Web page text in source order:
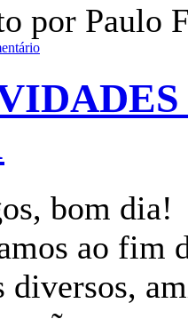
por Paulo
bom dia!
ao fim
diversos,